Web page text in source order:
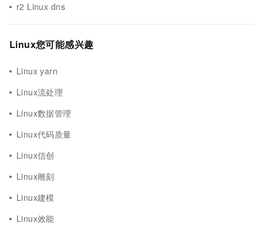
r2 Linux dns
Linux您可能感兴趣
Linux yarn
Linux流处理
Linux数据管理
Linux代码质量
Linux信创
Linux雕刻
Linux建模
Linux效能